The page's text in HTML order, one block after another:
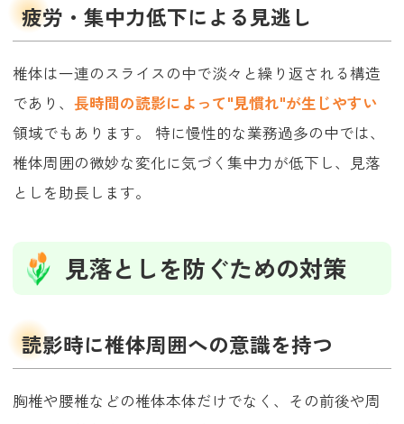
疲労・集中力低下による見逃し
椎体は一連のスライスの中で淡々と繰り返される構造
であり、長時間の読影によって"見慣れ"が生じやすい
領域でもあります。 特に慢性的な業務過多の中では、
椎体周囲の微妙な変化に気づく集中力が低下し、見落
としを助長します。
見落としを防ぐための対策
読影時に椎体周囲への意識を持つ
胸椎や腰椎などの椎体本体だけでなく、その前後や周